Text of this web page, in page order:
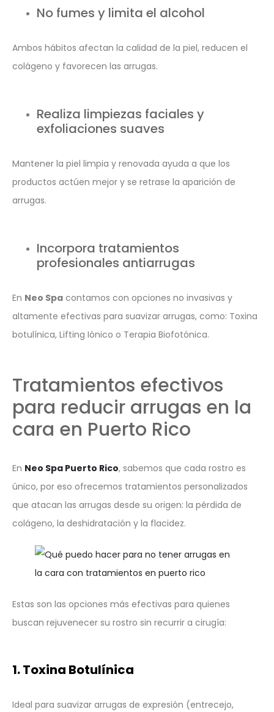
No fumes y limita el alcohol
Ambos hábitos afectan la calidad de la piel, reducen el
colágeno y favorecen las arrugas.
Realiza limpiezas faciales y
exfoliaciones suaves
Mantener la piel limpia y renovada ayuda a que los
productos actúen mejor y se retrase la aparición de
arrugas.
Incorpora tratamientos
profesionales antiarrugas
En Neo Spa contamos con opciones no invasivas y
altamente efectivas para suavizar arrugas, como: Toxina
botulínica, Lifting Iónico o Terapia Biofotónica.
Tratamientos efectivos
para reducir arrugas en la
cara en Puerto Rico
En Neo Spa Puerto Rico, sabemos que cada rostro es
único, por eso ofrecemos tratamientos personalizados
que atacan las arrugas desde su origen: la pérdida de
colágeno, la deshidratación y la flacidez.
Estas son las opciones más efectivas para quienes
buscan rejuvenecer su rostro sin recurrir a cirugía:
1. Toxina Botulínica
Ideal para suavizar arrugas de expresión (entrecejo,